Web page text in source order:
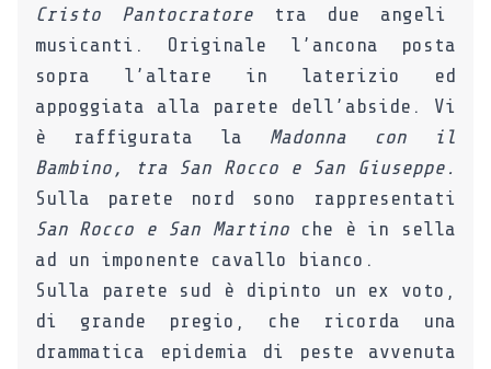
Cristo Pantocratoretra due angeli
musicanti. Originale l’ancona posta
sopra l’altare in laterizio ed
appoggiata alla parete dell’abside. Vi
è raffigurata la Madonna con il
Bambino, tra San Rocco e San Giuseppe.
Sulla parete nord sono rappresentati
San Rocco e San Martinoche è in sella
ad un imponente cavallo bianco.
Sulla parete sud è dipinto un ex voto,
di grande pregio, che ricorda una
drammatica epidemia di peste avvenuta